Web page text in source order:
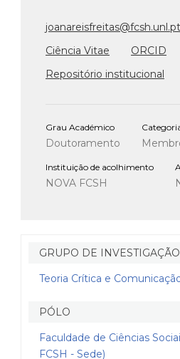
joanareisfreitas@fcsh.unl.pt
Ciência Vitae
ORCID
Repositório institucional
Grau Académico
Doutoramento
Instituição de acolhimento
NOVA FCSH
GRUPO DE INVESTIGAÇÃO
Teoria Crítica e
PÓLO
Faculdade de Ciências
FCSH - Sede)